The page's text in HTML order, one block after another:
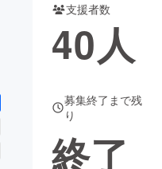
支援者数
40人
募集終了まで残
り
終了